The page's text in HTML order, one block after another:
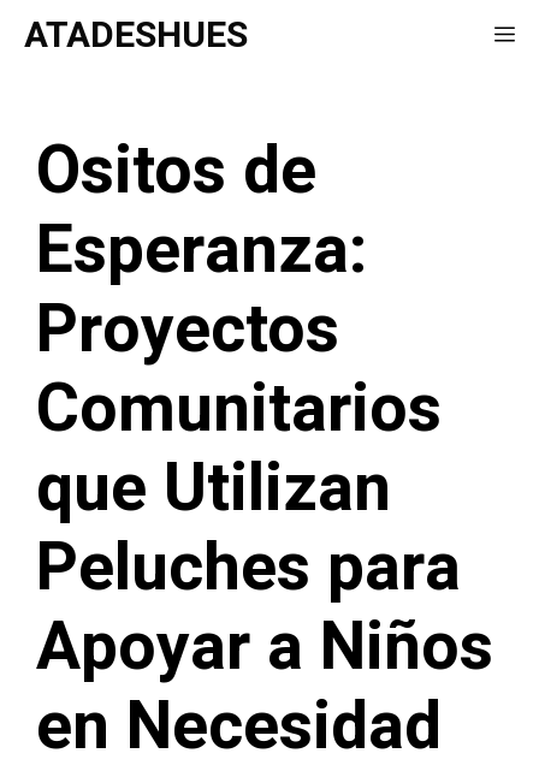
Saltar
ATADESHUES
Ositos de
Esperanza:
Proyectos
Comunitarios
que Utilizan
Peluches para
Apoyar a Niños
en Necesidad